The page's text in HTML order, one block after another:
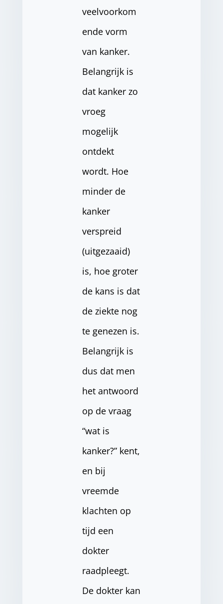
veelvoorkom
ende vorm
van kanker.
Belangrijk is
dat kanker zo
vroeg
mogelijk
ontdekt
wordt. Hoe
minder de
kanker
verspreid
(uitgezaaid)
is, hoe groter
de kans is dat
de ziekte nog
te genezen is.
Belangrijk is
dus dat men
het antwoord
op de vraag
“wat is
kanker?” kent,
en bij
vreemde
klachten op
tijd een
dokter
raadpleegt.
De dokter kan